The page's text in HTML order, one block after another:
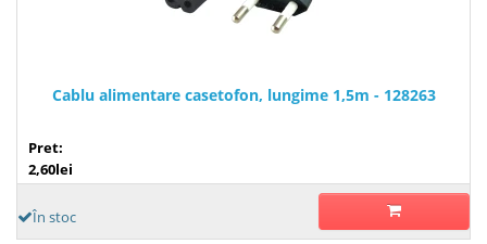
Cablu alimentare casetofon, lungime 1,5m - 128263
Pret:
2,60lei
În stoc